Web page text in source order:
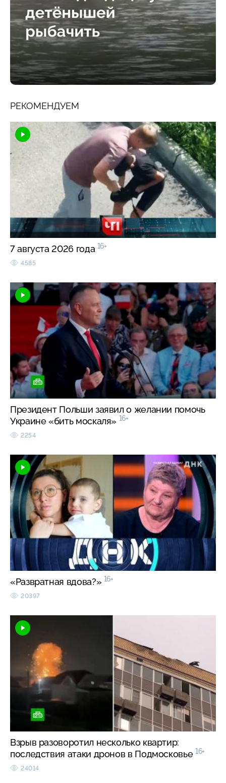
РЕКОМЕНДУЕМ
7 августа 2026 года 16+
4585
Президент Польши заявил о желании помочь
Украине «бить москаля» 16+
2254
«Развратная вдова?» 16+
20397
Взрыв разоворотил несколько квартир:
последствия атаки дронов в Подмосковье 16+
24014